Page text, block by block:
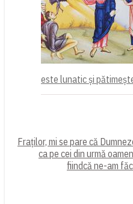
este lunatic și
Fraților, mi se pare că
ca pe cei din urmă
fiindcă ne-am